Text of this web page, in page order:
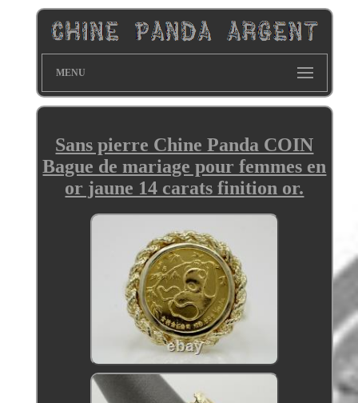
MENU
Sans pierre Chine Panda COIN
Bague de mariage pour femmes en
or jaune 14 carats finition or.